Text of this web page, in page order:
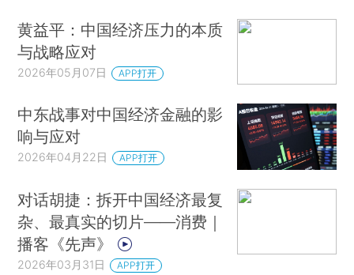
黄益平：中国经济压力的本质
与战略应对
2026年05月07日 APP打开
中东战事对中国经济金融的影
响与应对
2026年04月22日 APP打开
对话胡捷：拆开中国经济最复
杂、最真实的切片——消费｜
播客《先声》
2026年03月31日 APP打开